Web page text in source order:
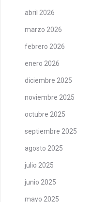
abril 2026
marzo 2026
febrero 2026
enero 2026
diciembre 2025
noviembre 2025
octubre 2025
septiembre 2025
agosto 2025
julio 2025
junio 2025
mayo 2025